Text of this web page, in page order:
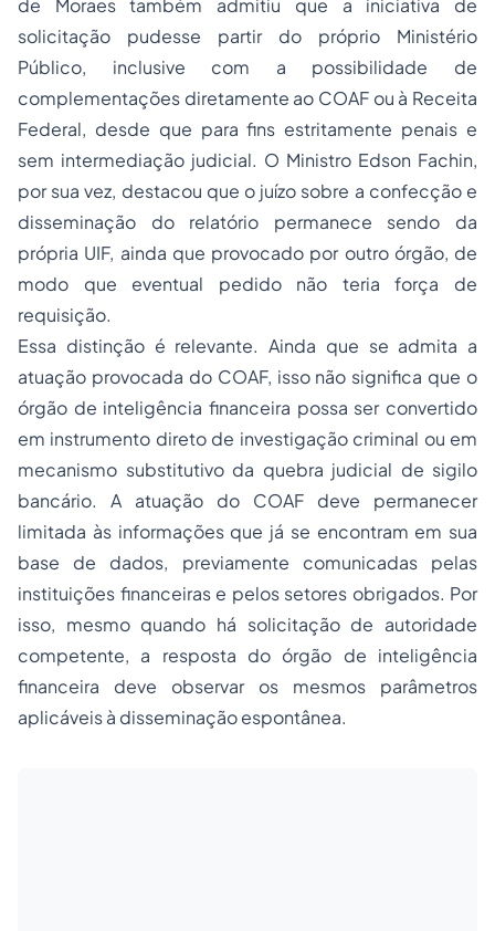
de Moraes também admitiu que a iniciativa de
solicitação pudesse partir do próprio Ministério
Público, inclusive com a possibilidade de
complementações diretamente ao COAF ou à Receita
Federal, desde que para fins estritamente penais e
sem intermediação judicial. O Ministro Edson Fachin,
por sua vez, destacou que o juízo sobre a confecção e
disseminação do relatório permanece sendo da
própria UIF, ainda que provocado por outro órgão, de
modo que eventual pedido não teria força de
requisição.
Essa distinção é relevante. Ainda que se admita a
atuação provocada do COAF, isso não significa que o
órgão de inteligência financeira possa ser convertido
em instrumento direto de investigação criminal ou em
mecanismo substitutivo da quebra judicial de sigilo
bancário. A atuação do COAF deve permanecer
limitada às informações que já se encontram em sua
base de dados, previamente comunicadas pelas
instituições financeiras e pelos setores obrigados. Por
isso, mesmo quando há solicitação de autoridade
competente, a resposta do órgão de inteligência
financeira deve observar os mesmos parâmetros
aplicáveis à disseminação espontânea.